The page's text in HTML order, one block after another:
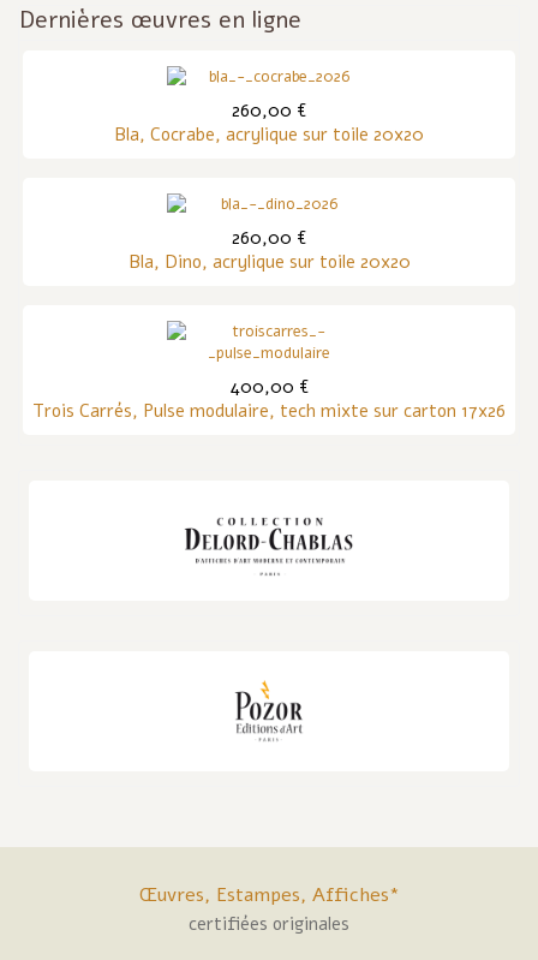
Dernières œuvres en ligne
260,00 €
Bla, Cocrabe, acrylique sur toile 20x20
260,00 €
Bla, Dino, acrylique sur toile 20x20
400,00 €
Trois Carrés, Pulse modulaire, tech mixte sur carton 17x26
Œuvres, Estampes, Affiches*
certifiées originales